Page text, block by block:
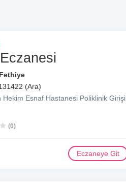
Fethiye
(Ara)
Hekim Esnaf Hastanesi Poliklinik Girişi
(0)
Eczaneye Git